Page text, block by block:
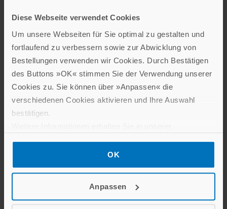
Diese Webseite verwendet Cookies
Um unsere Webseiten für Sie optimal zu gestalten und
fortlaufend zu verbessern sowie zur Abwicklung von
Bestellungen verwenden wir Cookies. Durch Bestätigen
des Buttons »OK« stimmen Sie der Verwendung unserer
Cookies zu. Sie können über »Anpassen« die
verschiedenen Cookies aktivieren und Ihre Auswahl
bestätigen.
OK
Anpassen
Streitbeilegungsverfahren vor einer
Verbraucherschlichtungsstelle teilzunehmen.
Unsere E-Mail-Adresse:
Kontakt
So können Sie uns erreichen:
Fax: +49 (711) 44 06-101
Wir sind für Sie von Montag bis Freitag von 9:00 Uhr bis